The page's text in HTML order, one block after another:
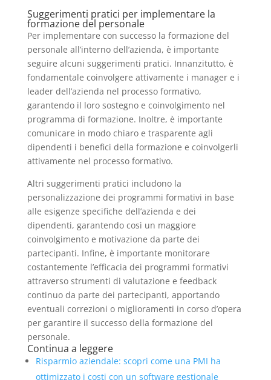
Suggerimenti pratici per implementare la
formazione del personale
Per implementare con successo la formazione del
personale all’interno dell’azienda, è importante
seguire alcuni suggerimenti pratici. Innanzitutto, è
fondamentale coinvolgere attivamente i manager e i
leader dell’azienda nel processo formativo,
garantendo il loro sostegno e coinvolgimento nel
programma di formazione. Inoltre, è importante
comunicare in modo chiaro e trasparente agli
dipendenti i benefici della formazione e coinvolgerli
attivamente nel processo formativo.
Altri suggerimenti pratici includono la
personalizzazione dei programmi formativi in base
alle esigenze specifiche dell’azienda e dei
dipendenti, garantendo così un maggiore
coinvolgimento e motivazione da parte dei
partecipanti. Infine, è importante monitorare
costantemente l’efficacia dei programmi formativi
attraverso strumenti di valutazione e feedback
continuo da parte dei partecipanti, apportando
eventuali correzioni o miglioramenti in corso d’opera
per garantire il successo della formazione del
personale.
Continua a leggere
Risparmio aziendale: scopri come una PMI ha
ottimizzato i costi con un software gestionale